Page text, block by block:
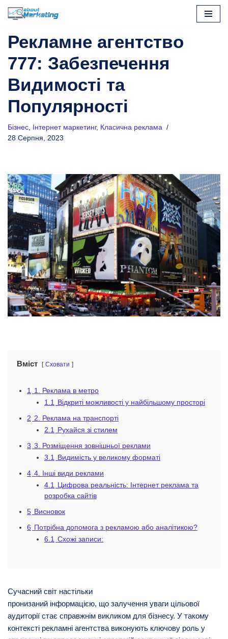
до
Рекламне агентство
777: Забезпечення
Видимості та
Популярності
Бізнес, Інтернет маркетинг, Класична реклама
28 Серпня, 2023
Вміст Сховати
1
1. Реклама в метро
1.1
Відкриті можливості у найбільшому просторі
2 2. Реклама на транспорті
2.1
Рухайся зі стилем
3 3. Розміщення зовнішньої реклами
3.1
Видимість у великому форматі
4 4. Інші види реклами
4.1
Цифрова реальність: Інтернет реклама та
розробка сайтів
5 Висновок
6 Потрібна допомога з рекламою або аналітикою?
6.1 Схожі записи:
Сучасний світ настільки
пронизаний інформацією, що залучення уваги цільової
аудиторії стає справжнім викликом для бізнесу. У такому
контексті рекламні агентства виконують ключову роль у